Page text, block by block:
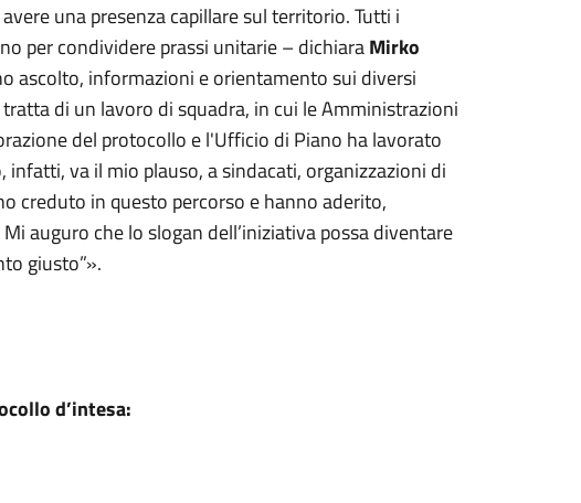
una presenza capillare sul territorio. Tutti i
per condividere prassi unitarie – dichiaraMirko
ascolto, informazioni e orientamento sui diversi
di un lavoro di squadra, in cui le Amministrazioni
del protocollo e l'Ufficio di Piano ha lavorato
va il mio plauso, a sindacati, organizzazioni di
creduto in questo percorso e hanno aderito,
auguro che lo slogan dell’iniziativa possa diventare
giusto”».
d’intesa: